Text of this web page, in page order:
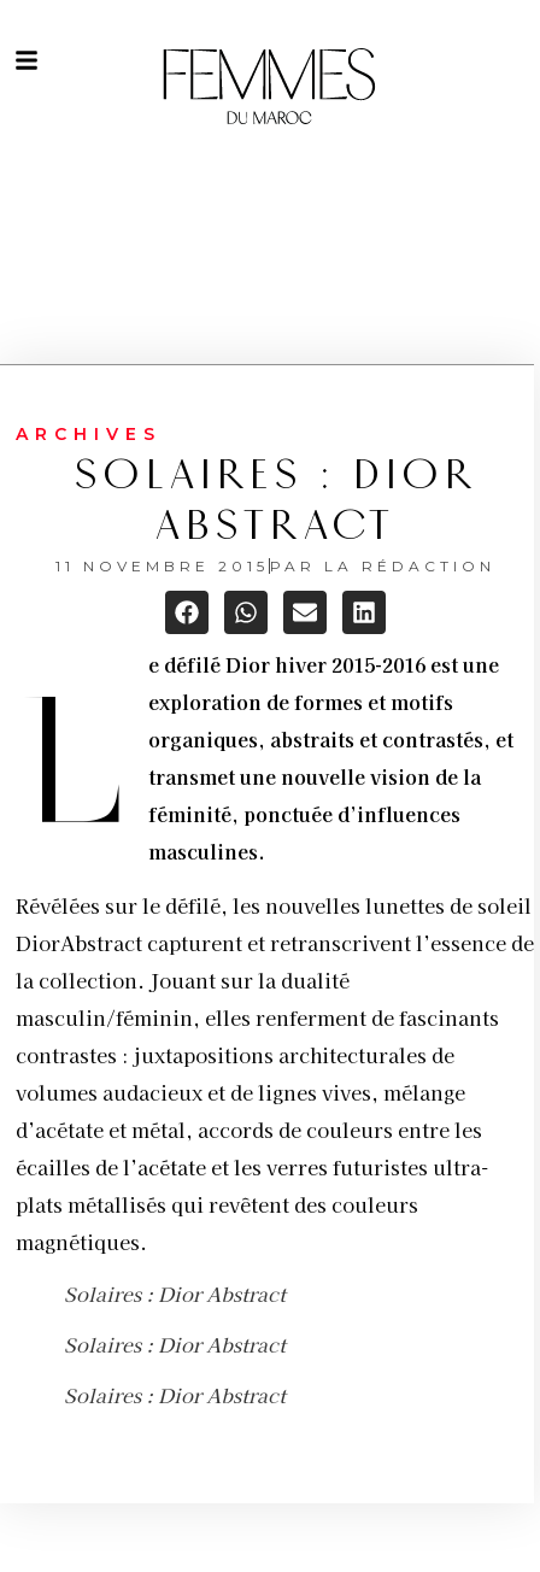
ARCHIVES
SOLAIRES : DIOR
ABSTRACT
11 NOVEMBRE 2015 PAR LA RÉDACTION
L
e défilé Dior hiver 2015-2016 est une
exploration de formes et motifs
organiques, abstraits et contrastés, et
transmet une nouvelle vision de la
féminité, ponctuée d’influences
masculines.
Révélées sur le défilé, les nouvelles lunettes de soleil
DiorAbstract capturent et retranscrivent l’essence de
la collection. Jouant sur la dualité
masculin/féminin, elles renferment de fascinants
contrastes : juxtapositions architecturales de
volumes audacieux et de lignes vives, mélange
d’acétate et métal, accords de couleurs entre les
écailles de l’acétate et les verres futuristes ultra-
plats métallisés qui revêtent des couleurs
magnétiques.
Solaires : Dior Abstract
Solaires : Dior Abstract
Solaires : Dior Abstract